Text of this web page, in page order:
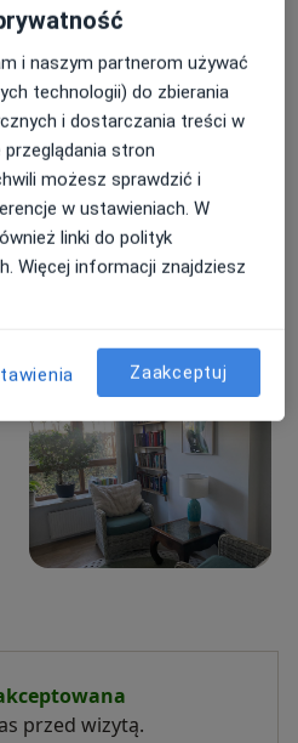
wartości
Lęki
(1)
przed wizytą.
i naszym partnerom używać
technologii) do zbierania
i dostarczania treści w
stron
możesz sprawdzić i
w ustawieniach. W
linki do polityk
Więcej informacji znajdziesz
Zaakceptuj